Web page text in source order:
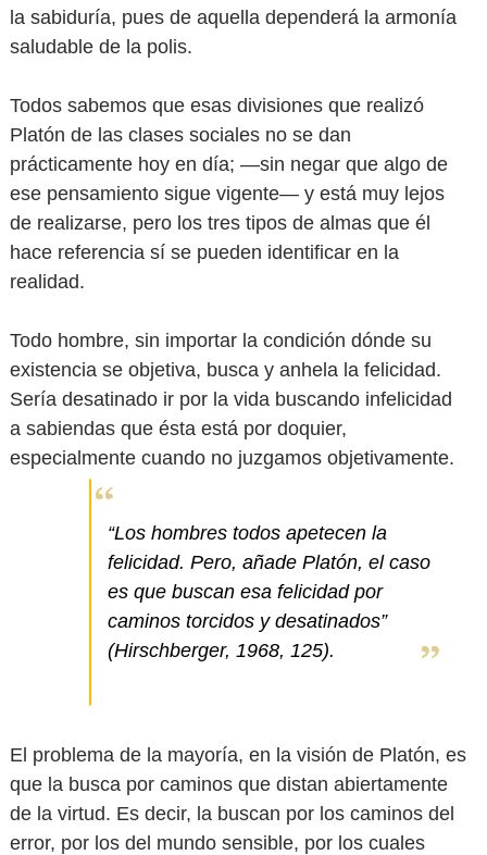
la sabiduría, pues de aquella dependerá la armonía
saludable de la polis.
Todos sabemos que esas divisiones que realizó
Platón de las clases sociales no se dan
prácticamente hoy en día; —sin negar que algo de
ese pensamiento sigue vigente— y está muy lejos
de realizarse, pero los tres tipos de almas que él
hace referencia sí se pueden identificar en la
realidad.
Todo hombre, sin importar la condición dónde su
existencia se objetiva, busca y anhela la felicidad.
Sería desatinado ir por la vida buscando infelicidad
a sabiendas que ésta está por doquier,
especialmente cuando no juzgamos objetivamente.
“Los hombres todos apetecen la
felicidad. Pero, añade Platón, el caso
es que buscan esa felicidad por
caminos torcidos y desatinados”
(Hirschberger, 1968, 125).
El problema de la mayoría, en la visión de Platón, es
que la busca por caminos que distan abiertamente
de la virtud. Es decir, la buscan por los caminos del
error, por los del mundo sensible, por los cuales